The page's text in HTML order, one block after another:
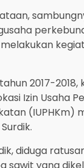
2017-
Izin Usaha
(IUPHKm)
diduga